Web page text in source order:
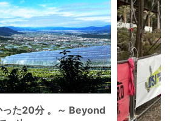
た20分 。～ Beyond